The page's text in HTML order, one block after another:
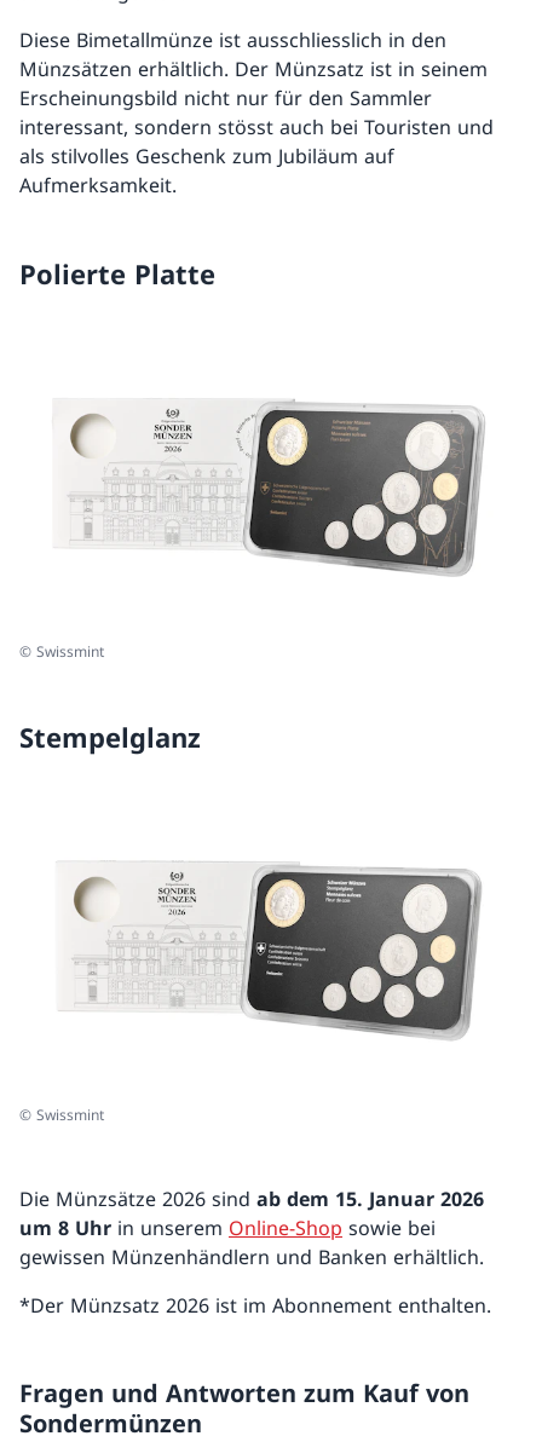
Diese Bimetallmünze ist ausschliesslich in den
Münzsätzen erhältlich. Der Münzsatz ist in seinem
Erscheinungsbild nicht nur für den Sammler
interessant, sondern stösst auch bei Touristen und
als stilvolles Geschenk zum Jubiläum auf
Aufmerksamkeit.
Polierte Platte
© Swissmint
Stempelglanz
© Swissmint
Die Münzsätze 2026 sind ab dem 15. Januar 2026
um 8 Uhr in unserem Online-Shop sowie bei
gewissen Münzenhändlern und Banken erhältlich.
*Der Münzsatz 2026 ist im Abonnement enthalten.
Fragen und Antworten zum Kauf von
Sondermünzen